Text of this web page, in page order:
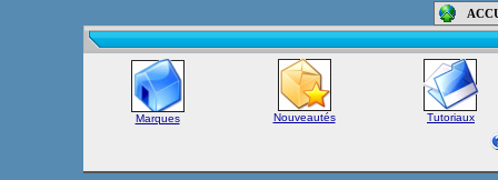
Marques Nouveautés Tutoriaux